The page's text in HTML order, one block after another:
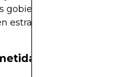
gobiernos no solo colocan
estratégicas para lograr